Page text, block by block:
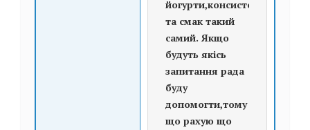
йогурти,консистенція
та смак такий
самий. Якщо
будуть якісь
запитання рада
буду
допомогти,тому
що рахую що